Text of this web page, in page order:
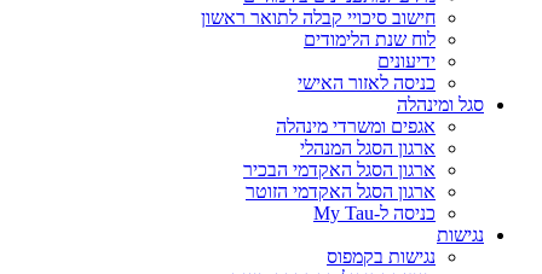
חישוב סיכויי קבלה לתואר ראשון
לוח שנת הלימודים
ידיעונים
כניסה לאזור האישי
סגל ומינהלה
אגפים ומשרדי מינהלה
ארגון הסגל המנהלי
ארגון הסגל האקדמי הבכיר
ארגון הסגל האקדמי הזוטר
כניסה ל-My Tau
נגישות
נגישות בקמפוס